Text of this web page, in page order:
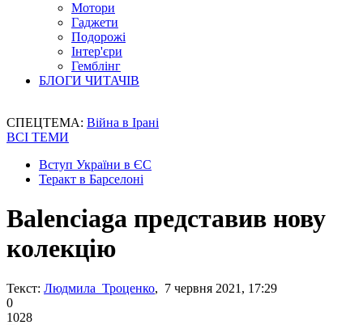
Мотори
Гаджети
Подорожі
Інтер'єри
Гемблінг
БЛОГИ ЧИТАЧІВ
СПЕЦТЕМА: Війна в Ірані
ВСІ ТЕМИ
Вступ України в ЄС
Теракт в Барселоні
Balenciaga представив нову
колекцію
Текст: Людмила Троценко, 7 червня 2021, 17:29
0
1028